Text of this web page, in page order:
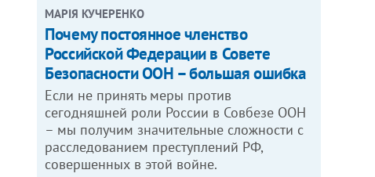
МАРІЯ КУЧЕРЕНКО
​Почему постоянное членство
Российской Федерации в Совете
Безопасности ООН – большая ошибка
Если не принять меры против
сегодняшней роли России в Совбезе ООН
– мы получим значительные сложности с
расследованием преступлений РФ,
совершенных в этой войне.